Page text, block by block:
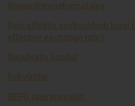
Raqamli transformatsiya
Real effektiv ayirboshlash kursi
effective exchange rate)
Regulyativ kapital
Rekvizitlar
REPO operatsiyalari